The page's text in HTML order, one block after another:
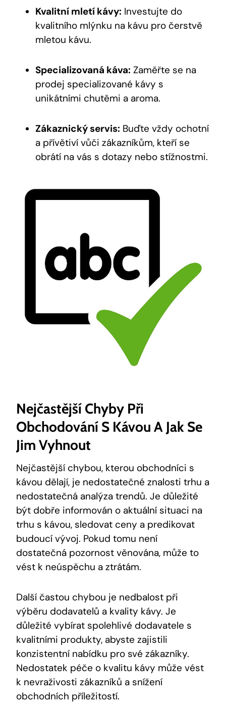
Kvalitní mletí kávy: Investujte do
kvalitního mlýnku na kávu pro čerstvě
mletou kávu.
Specializovaná káva: Zaměřte se na
prodej specializované kávy s
unikátními chutěmi a aroma.
Zákaznický servis: Buďte vždy ochotní
a přívětiví vůči zákazníkům, kteří se
obrátí na vás s dotazy nebo stížnostmi.
Nejčastější Chyby Při
Obchodování S Kávou A Jak Se
Jim Vyhnout
Nejčastější chybou, kterou obchodníci s
kávou dělají, je nedostatečné znalosti trhu a
nedostatečná analýza trendů. Je důležité
být dobře informován o aktuální situaci na
trhu s kávou, sledovat ceny a predikovat
budoucí vývoj. Pokud tomu není
dostatečná pozornost věnována, může to
vést k neúspěchu a ztrátám.
Další častou chybou je nedbalost při
výběru dodavatelů a kvality kávy. Je
důležité vybírat spolehlivé dodavatele s
kvalitními produkty, abyste zajistili
konzistentní nabídku pro své zákazníky.
Nedostatek péče o kvalitu kávy může vést
k nevraživosti zákazníků a snížení
obchodních příležitostí.